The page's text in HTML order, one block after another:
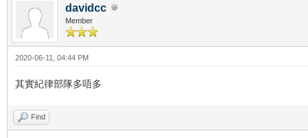
davidcc
Member
2020-06-11, 04:44 PM
其實紀律部隊多唔多
Find